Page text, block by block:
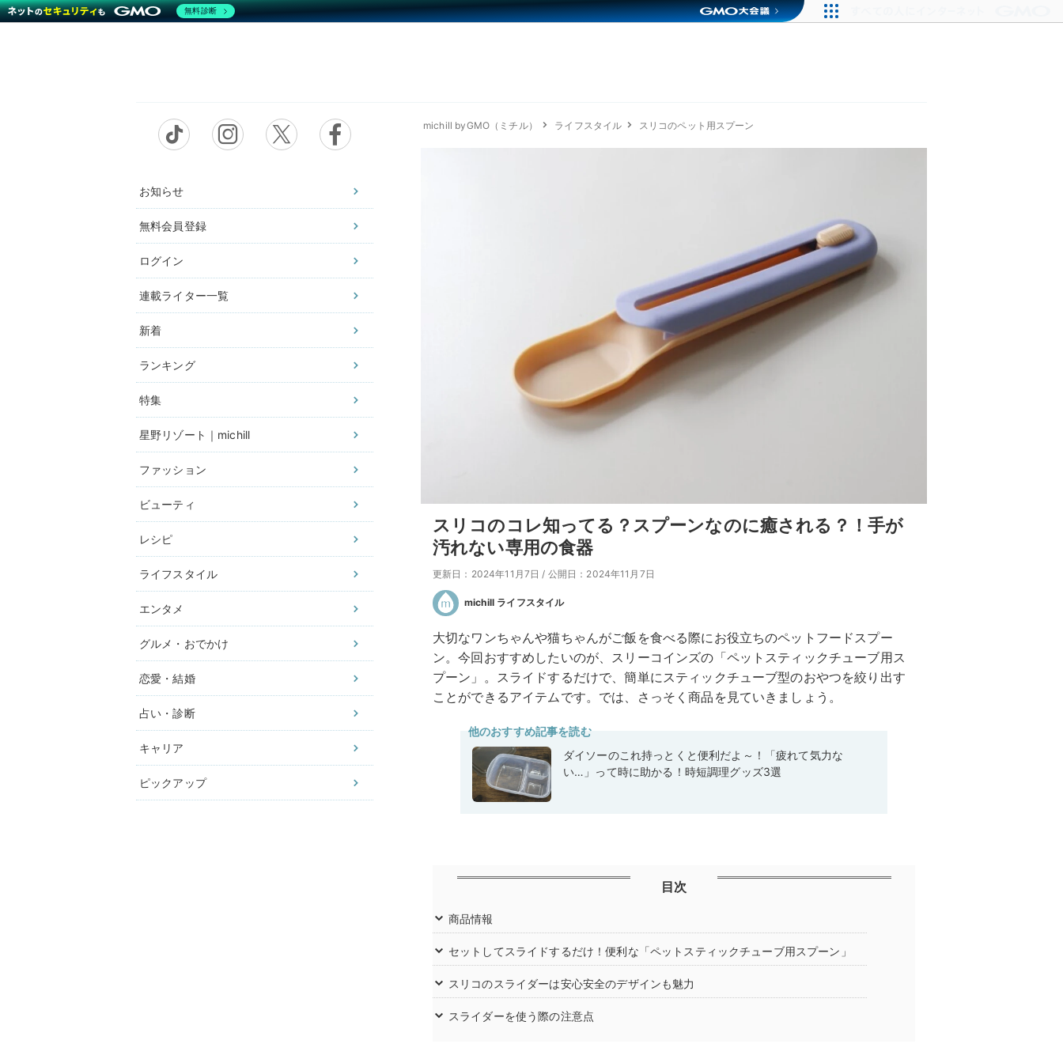
お知らせ
無料会員登録
ログイン
連載ライター一覧
新着
ランキング
特集
星野リゾート｜michill
ファッション
ビューティ
レシピ
ライフスタイル
エンタメ
グルメ・おでかけ
恋愛・結婚
占い・診断
キャリア
ピックアップ
michill byGMO（ミチル） ライフスタイル スリコのペット用スプーン
スリコのコレ知ってる？スプーンなのに癒される？！手が
汚れない専用の食器
更新日：2024年11月7日 / 公開日：2024年11月7日
michill ライフスタイル
大切なワンちゃんや猫ちゃんがご飯を食べる際にお役立ちのペットフードスプー
ン。今回おすすめしたいのが、スリーコインズの「ペットスティックチューブ用ス
プーン」。スライドするだけで、簡単にスティックチューブ型のおやつを絞り出す
ことができるアイテムです。では、さっそく商品を見ていきましょう。
他のおすすめ記事を読む
ダイソーのこれ持っとくと便利だよ～！「疲れて気力な
い…」って時に助かる！時短調理グッズ3選
目次
商品情報
セットしてスライドするだけ！便利な「ペットスティックチューブ用スプーン」
スリコのスライダーは安心安全のデザインも魅力
スライダーを使う際の注意点
無料診断